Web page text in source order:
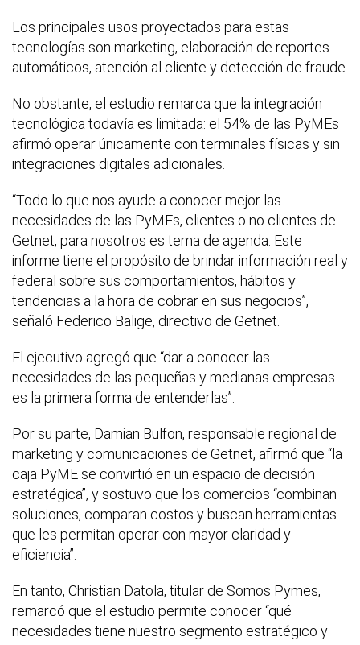
Los principales usos proyectados para estas
tecnologías son marketing, elaboración de reportes
automáticos, atención al cliente y detección de fraude.
No obstante, el estudio remarca que la integración
tecnológica todavía es limitada: el 54% de las PyMEs
afirmó operar únicamente con terminales físicas y sin
integraciones digitales adicionales.
“Todo lo que nos ayude a conocer mejor las
necesidades de las PyMEs, clientes o no clientes de
Getnet, para nosotros es tema de agenda. Este
informe tiene el propósito de brindar información real y
federal sobre sus comportamientos, hábitos y
tendencias a la hora de cobrar en sus negocios”,
señaló Federico Balige, directivo de Getnet.
El ejecutivo agregó que “dar a conocer las
necesidades de las pequeñas y medianas empresas
es la primera forma de entenderlas”.
Por su parte, Damian Bulfon, responsable regional de
marketing y comunicaciones de Getnet, afirmó que “la
caja PyME se convirtió en un espacio de decisión
estratégica”, y sostuvo que los comercios “combinan
soluciones, comparan costos y buscan herramientas
que les permitan operar con mayor claridad y
eficiencia”.
En tanto, Christian Datola, titular de Somos Pymes,
remarcó que el estudio permite conocer “qué
necesidades tiene nuestro segmento estratégico y